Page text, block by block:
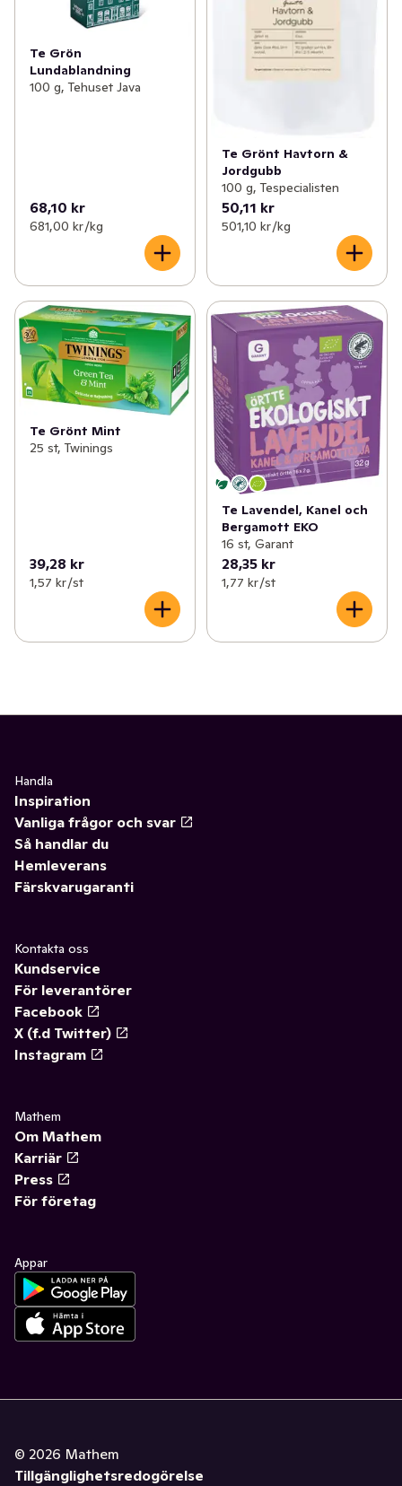
Te Grön
Lundablandning
100 g, Tehuset Java
68,10 kr
681,00 kr /kg
Te Grönt Havtorn &
Jordgubb
100 g, Tespecialisten
50,11 kr
501,10 kr /kg
Te Grönt Mint
25 st, Twinings
39,28 kr
1,57 kr /st
Te Lavendel, Kanel och
Bergamott EKO
16 st, Garant
28,35 kr
1,77 kr /st
Handla
Inspiration
Vanliga frågor och svar
Så handlar du
Hemleverans
Färskvarugaranti
Kontakta oss
Kundservice
För leverantörer
Facebook
X (f.d Twitter)
Instagram
Mathem
Om Mathem
Karriär
Press
För företag
Appar
© 2026 Mathem
Tillgänglighetsredogörelse